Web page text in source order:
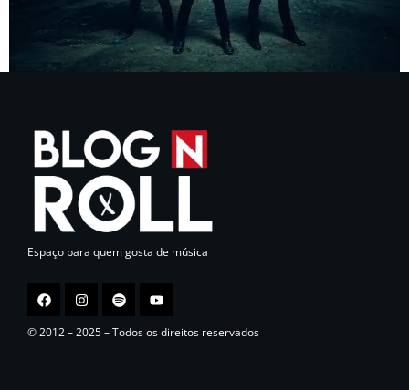
Espaço para quem gosta de música
© 2012 – 2025 – Todos os direitos reservados